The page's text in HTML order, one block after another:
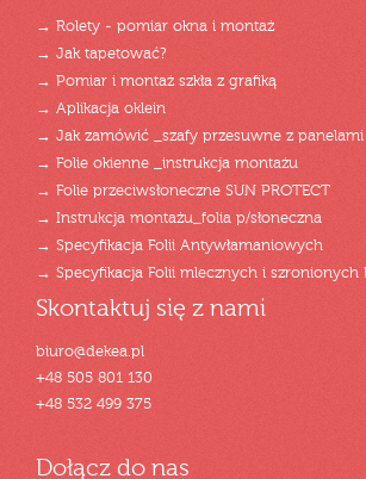
→ Rolety - pomiar okna i montaż
→ Jak tapetować?
→ Pomiar i montaż szkła z grafiką
→ Aplikacja oklein
→ Jak zamówić _szafy przesuwne z panelami
→ Folie okienne _instrukcja montażu
→ Folie przeciwsłoneczne SUN PROTECT
→ Instrukcja montażu_folia p/słoneczna
→ Specyfikacja Folii Antywłamaniowych
→ Specyfikacja Folii mlecznych i szronionych
Skontaktuj się z nami
biuro@dekea.pl
+48 505 801 130
+48 532 499 375
Dołącz do nas